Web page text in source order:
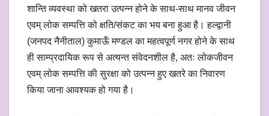
शान्ति व्यवस्था को खतरा उत्पन्न होने के साथ-साथ मानव जीवन
एवम् लोक सम्पत्ति को क्षति/संकट का भय बना हुआ है। हल्द्वानी
(जनपद नैनीताल) कुमाऊँ मण्डल का महत्वपूर्ण नगर होने के साथ
ही साम्प्रदायिक रूप से अत्यन्त संवेदनशील है, अतः लोकजीवन
एवम् लोक सम्पत्ति की सुरक्षा को उत्पन्न हुए खतरे का निवारण
किया जाना आवश्यक हो गया है।